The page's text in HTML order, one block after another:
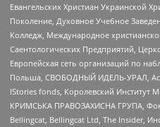
Евангельских Христиан Украинской
Поколение, Духовное Учебное
Колледж, Международное
Саентологических Предприятий,
Европейская сеть организаций по
Польша, СВОБОДНЫЙ ИДЕЛЬ-УРАЛ,
IStories fonds, Королевский Институт
КРИМСЬКА ПРАВОЗАХИСНА ГРУПА,
Bellingcat, Bellingcat Ltd, The Insider,